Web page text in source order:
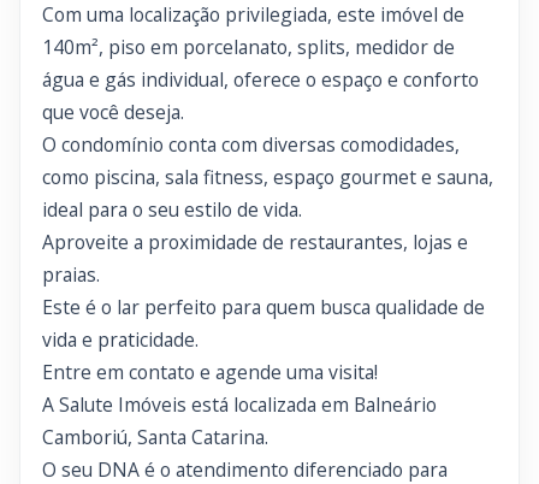
Com uma localização privilegiada, este imóvel de
140m², piso em porcelanato, splits, medidor de
água e gás individual, oferece o espaço e conforto
que você deseja.
O condomínio conta com diversas comodidades,
como piscina, sala fitness, espaço gourmet e sauna,
ideal para o seu estilo de vida.
Aproveite a proximidade de restaurantes, lojas e
praias.
Este é o lar perfeito para quem busca qualidade de
vida e praticidade.
Entre em contato e agende uma visita!
A Salute Imóveis está localizada em Balneário
Camboriú, Santa Catarina.
O seu DNA é o atendimento diferenciado para